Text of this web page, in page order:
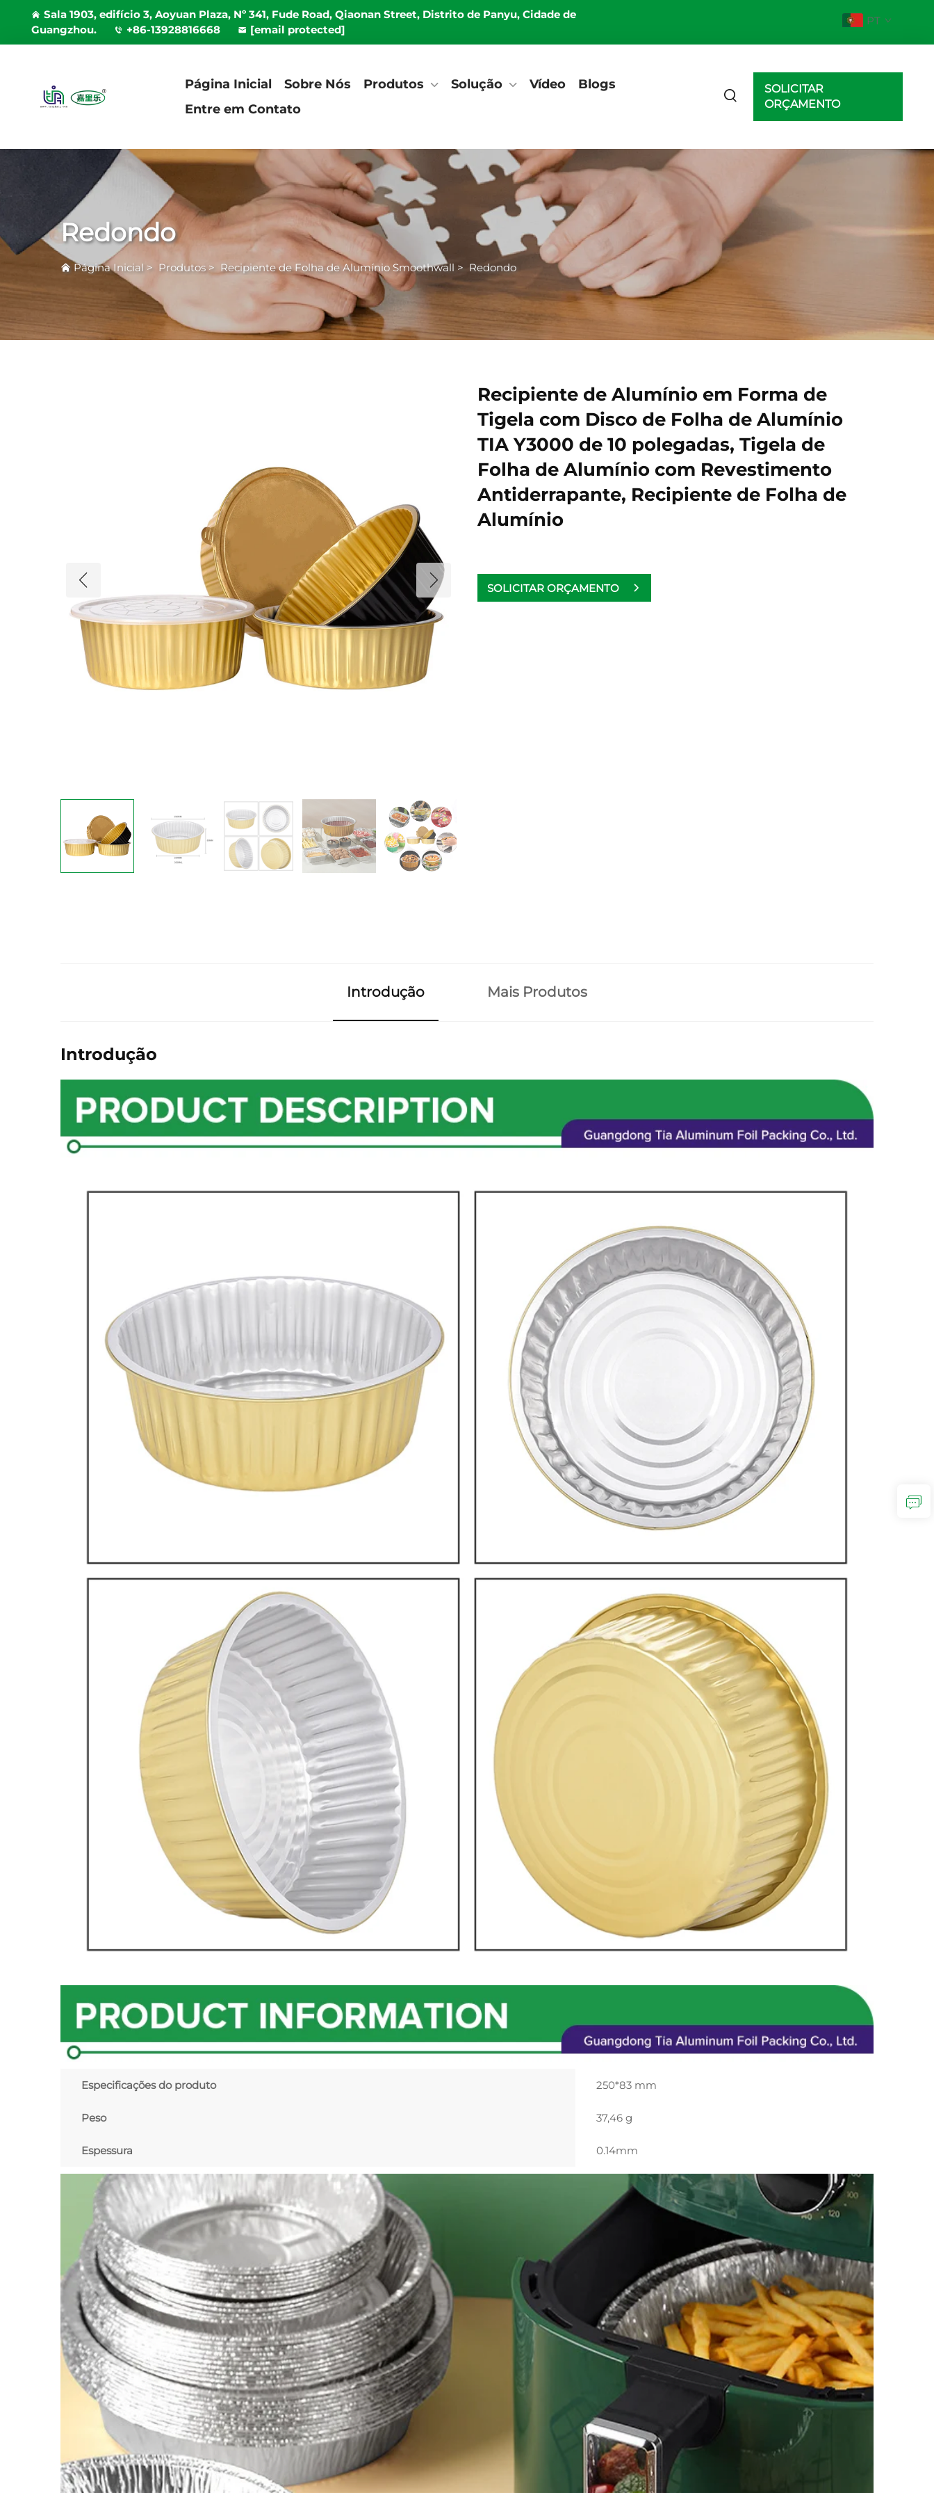
Sala 1903, edifício 3, Aoyuan Plaza, Nº 341, Fude Road, Qiaonan Street, Distrito de Panyu, Cidade de
Guangzhou.
+86-13928816668 [email protected]
PT
Página Inicial Sobre Nós Produtos Solução Vídeo
Blogs
Entre em Contato
SOLICITAR
ORÇAMENTO
Redondo
Página Inicial > Produtos> Recipiente de Folha de Alumínio Smoothwall > Redondo
Recipiente de Alumínio em Forma de
Tigela com Disco de Folha de Alumínio
TIA Y3000 de 10 polegadas, Tigela de
Folha de Alumínio com Revestimento
Antiderrapante, Recipiente de Folha de
Alumínio
SOLICITAR ORÇAMENTO
Introdução Mais Produtos
Introdução
Especificações do produto 250*83 mm
Peso 37,46 g
Espessura 0.14mm